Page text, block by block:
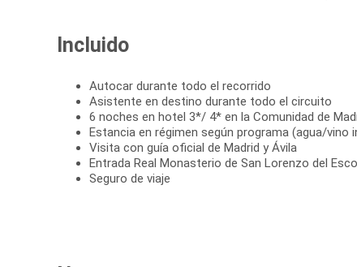
Incluido
Autocar durante todo el recorrido
Asistente en destino durante todo el circuito
6 noches en hotel 3*/ 4* en la Comunidad de
Estancia en régimen según programa (agua/vino
Visita con guía oficial de Madrid y Ávila
Entrada Real Monasterio de San Lorenzo del
Seguro de viaje